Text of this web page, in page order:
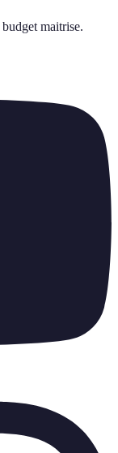
budget maitrise.